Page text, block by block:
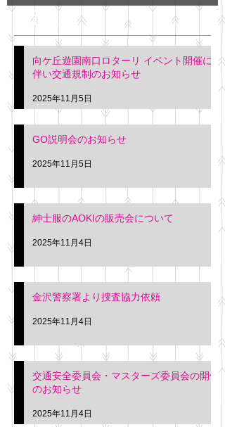
明日(11月6日)午後3時～5
階会議室にてGOの説明会
を行います。 神奈川個人
タクシー協同組合 専務 佐
久間
最新記事
向ケ丘遊園南口ロターリ イベント開催に
伴い交通規制のお知らせ
2025年11月5日
GO説明会のお知らせ
2025年11月5日
紳士服のAOKIの販売会について
2025年11月4日
金沢警察署より捜査協力依頼
2025年11月4日
交通安全委員会・マスターズ委員会の開催
のお知らせ
2025年11月4日